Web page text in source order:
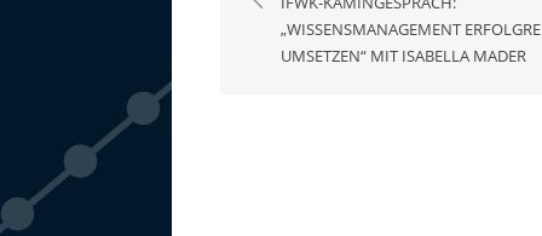
„WISSENSMANAGEMENT
UMSETZEN“ MIT ISABELLA MADER